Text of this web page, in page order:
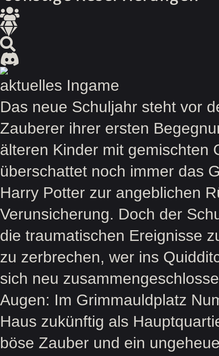
aktuelles Ingame
Das neue Schuljahr steht vor
Zauberer ihrer ersten
älteren Kinder mit gemischten
überschattet noch immer das
Harry Potter zur angeblichen
Verunsicherung. Doch der
die traumatischen Ereignisse
zu zerbrechen, wer ins
sich neu
Augen: Im Grimmauldplatz
Haus zukünftig als
böse Zauber und ein